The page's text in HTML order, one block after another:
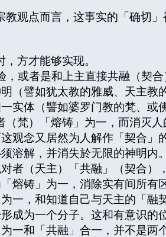
观点而言，这事实的「确切
方才能够实现。
或者是和上主直接共融（契
（譬如犹太教的雅威、天主教
实体（譬如婆罗门教的梵、或
梵）「熔铸」为一，而消灭人
观念又居然为人解作「契合」
溶解，并消失於无限的神明内
者（天主）「共融」（契合）
熔铸」为一，消除实有间所有
一，和知道自己与天主的「融
成为一个分子。这和有意识的
一和「共融」合一，并不是两